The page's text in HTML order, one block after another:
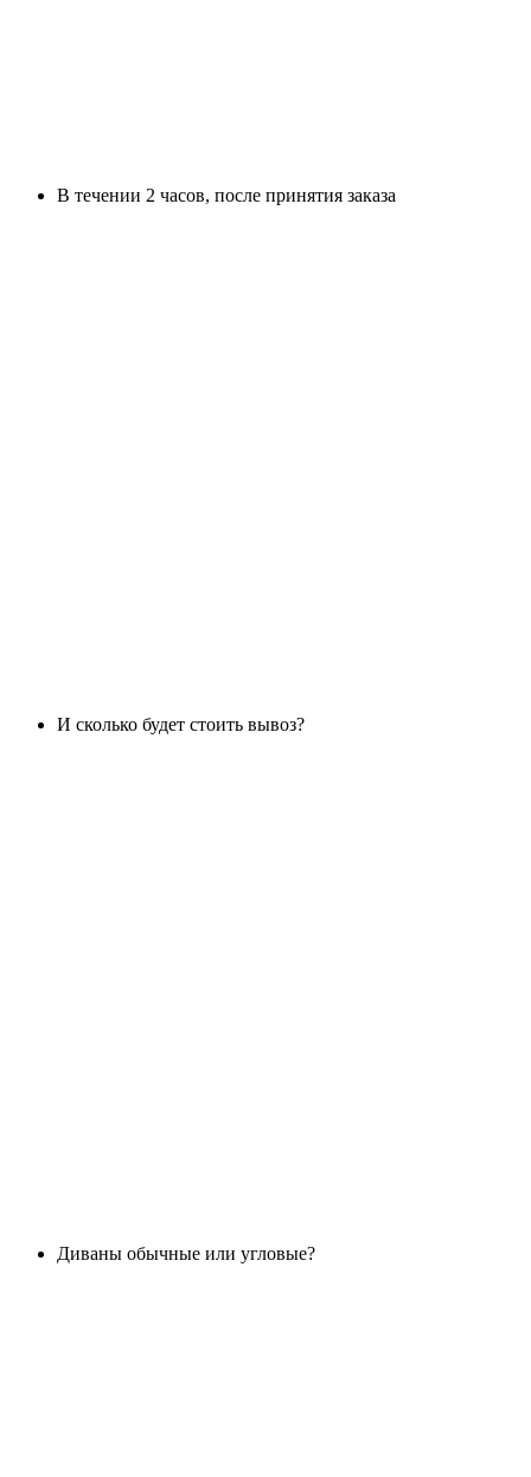
В течении 2 часов, после принятия заказа
И сколько будет стоить вывоз?
Диваны обычные или угловые?